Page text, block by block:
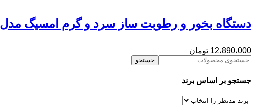
دستگاه بخور و رطوبت ساز سرد و گرم امسیگ مدل US494 ا EmsiG US494 Hot Mist and Cold Mist Air Humidifier
12،890،000 تومان
جستجو
جستجو بر اساس برند